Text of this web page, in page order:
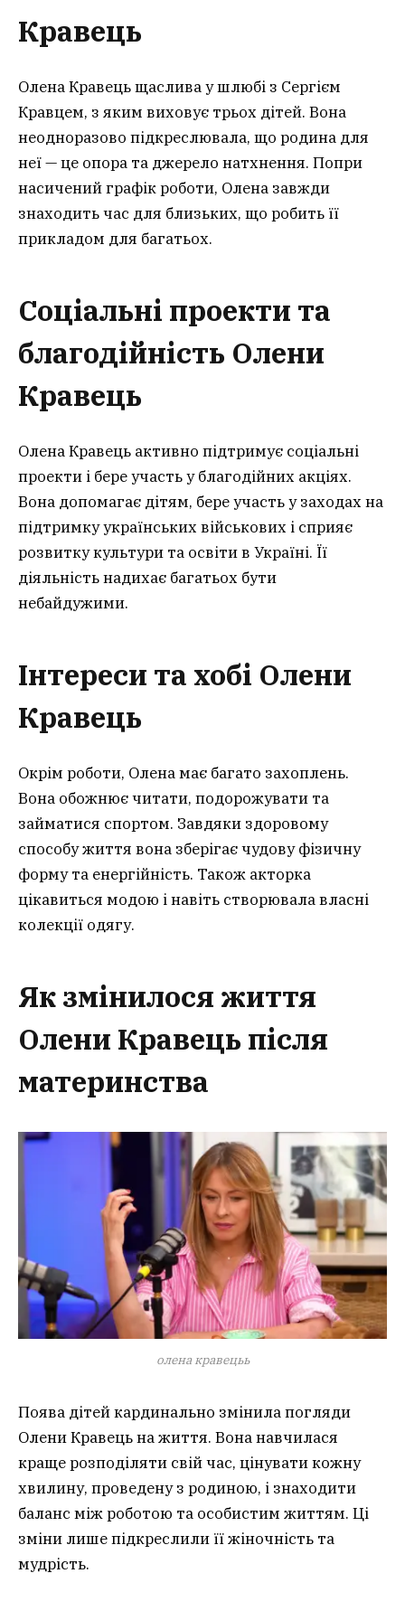
Кравець
Олена Кравець щаслива у шлюбі з Сергієм
Кравцем, з яким виховує трьох дітей. Вона
неодноразово підкреслювала, що родина для
неї — це опора та джерело натхнення. Попри
насичений графік роботи, Олена завжди
знаходить час для близьких, що робить її
прикладом для багатьох.
Соціальні проекти та
благодійність Олени
Кравець
Олена Кравець активно підтримує соціальні
проекти і бере участь у благодійних акціях.
Вона допомагає дітям, бере участь у заходах на
підтримку українських військових і сприяє
розвитку культури та освіти в Україні. Її
діяльність надихає багатьох бути
небайдужими.
Інтереси та хобі Олени
Кравець
Окрім роботи, Олена має багато захоплень.
Вона обожнює читати, подорожувати та
займатися спортом. Завдяки здоровому
способу життя вона зберігає чудову фізичну
форму та енергійність. Також акторка
цікавиться модою і навіть створювала власні
колекції одягу.
Як змінилося життя
Олени Кравець після
материнства
олена кравецьь
Поява дітей кардинально змінила погляди
Олени Кравець на життя. Вона навчилася
краще розподіляти свій час, цінувати кожну
хвилину, проведену з родиною, і знаходити
баланс між роботою та особистим життям. Ці
зміни лише підкреслили її жіночність та
мудрість.